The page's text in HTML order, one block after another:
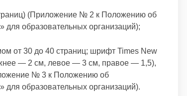
(Приложение № 2 к Положению об
для образовательных организаций);
от 30 до 40 страниц; шрифт Times New
— 2 см, левое — 3 см, правое — 1,5),
№ 3 к Положению об
для образовательных организаций).